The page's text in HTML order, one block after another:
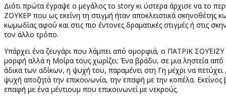
Διότι πρώτα έγραψε ο μεγάλος το story κι ύστερα άρχισε να το
ΖΟΥΚΕΡ που ως εκείνη τη στιγμή ήταν αποκλειστικά
κωμωδίας αφού και στις πιο έντονες δραματικές στιγμές ή στις
τον άλλο τρόπο.
Υπάρχει ένα ζευγάρι που λάμπει από ομορφιά, ο ΠΑΤΡΙΚ ΣΟΥΈΙΖΥ
μορφή αλλά η Μοίρα τους χωρίζει: Ένα βράδυ, σε μια ληστεία
άδικα των αδίκων, η ψυχή του, παραμένει στη Γη μέχρι να
ψυχή αποζητά την επικοινωνία, την επαφή με την κοπέλα.
επαφή με ένα μέντιουμ που επικοινωνεί με νεκρούς.